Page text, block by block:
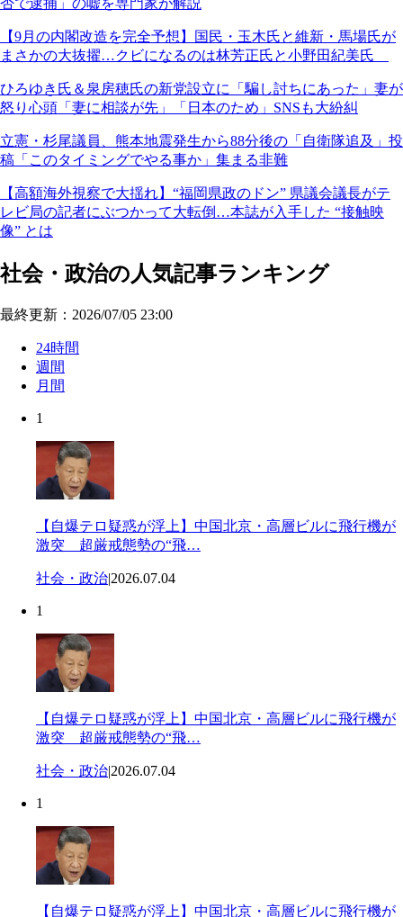
否で逮捕」の嘘を専門家が解説
【9月の内閣改造を完全予想】国民・玉木氏と維新・馬場氏が
まさかの大抜擢…クビになるのは林芳正氏と小野田紀美氏
ひろゆき氏＆泉房穂氏の新党設立に「騙し討ちにあった」妻が
怒り心頭「妻に相談が先」「日本のため」SNSも大紛糾
立憲・杉尾議員、熊本地震発生から88分後の「自衛隊追及」投
稿「このタイミングでやる事か」集まる非難
【高額海外視察で大揺れ】“福岡県政のドン” 県議会議長がテ
レビ局の記者にぶつかって大転倒…本誌が入手した “接触映
像” とは
社会・政治の人気記事ランキング
最終更新：2026/07/05 23:00
24時間
週間
月間
1
【自爆テロ疑惑が浮上】中国北京・高層ビルに飛行機が
激突 超厳戒態勢の“飛…
社会・政治|2026.07.04
1
【自爆テロ疑惑が浮上】中国北京・高層ビルに飛行機が
激突 超厳戒態勢の“飛…
社会・政治|2026.07.04
1
【自爆テロ疑惑が浮上】中国北京・高層ビルに飛行機が